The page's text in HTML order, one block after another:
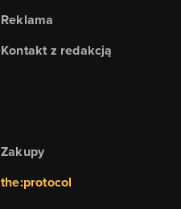
Reklama
Kontakt z redakcją
Zakupy
the:protocol